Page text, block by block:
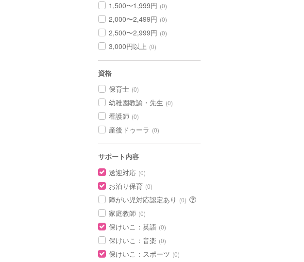
1,500〜1,999円 (0)
2,000〜2,499円 (0)
2,500〜2,999円 (0)
3,000円以上 (0)
資格
保育士 (0)
幼稚園教諭・先生 (0)
看護師 (0)
産後ドゥーラ (0)
サポート内容
送迎対応 (0)
お泊り保育 (0)
障がい児対応認定あり (0)
家庭教師 (0)
保けいこ：英語 (0)
保けいこ：音楽 (0)
保けいこ：スポーツ (0)